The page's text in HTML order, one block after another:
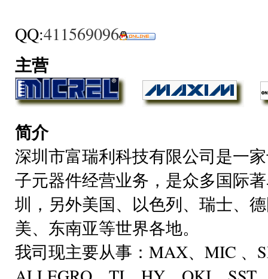
QQ:411569096
主营
简介
深圳市富瑞利科技有限公司是一
子元器件经营业务，是众多国际
圳，另外美国、以色列、瑞士、
美、东南亚等世界各地。
我司现主要从事：MAX、MIC 、